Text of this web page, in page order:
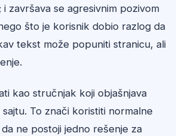
i završava se agresivnim pozivom
što je korisnik dobio razlog da
tekst može popuniti stranicu, ali
kao stručnjak koji objašnjava
To znači koristiti normalne
ne postoji jedno rešenje za